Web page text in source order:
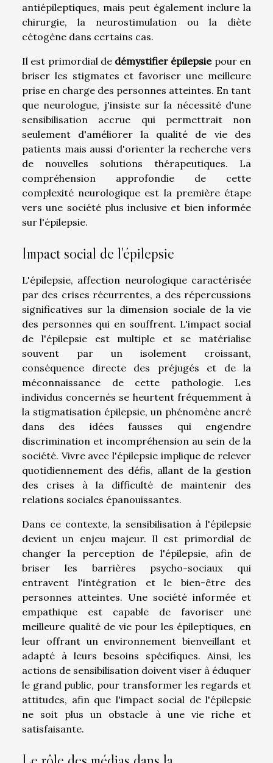
antiépileptiques, mais peut également inclure la
chirurgie, la neurostimulation ou la diète
cétogène dans certains cas.
Il est primordial de démystifier épilepsiepour en
briser les stigmates et favoriser une meilleure
prise en charge des personnes atteintes. En tant
que neurologue, j'insiste sur la nécessité d'une
sensibilisation accrue qui permettrait non
seulement d'améliorer la qualité de vie des
patients mais aussi d'orienter la recherche vers
de nouvelles solutions thérapeutiques. La
compréhension approfondie de cette
complexité neurologique est la première étape
vers une société plus inclusive et bien informée
sur l'épilepsie.
Impact social de l'épilepsie
L'épilepsie, affection neurologique caractérisée
par des crises récurrentes, a des répercussions
significatives sur la dimension sociale de la vie
des personnes qui en souffrent. L'impact social
de l'épilepsie est multiple et se matérialise
souvent par un isolement croissant,
conséquence directe des préjugés et de la
méconnaissance de cette pathologie. Les
individus concernés se heurtent fréquemment à
la stigmatisation épilepsie, un phénomène ancré
dans des idées fausses qui engendre
discrimination et incompréhension au sein de la
société. Vivre avec l'épilepsie implique de relever
quotidiennement des défis, allant de la gestion
des crises à la difficulté de maintenir des
relations sociales épanouissantes.
Dans ce contexte, la sensibilisation à l'épilepsie
devient un enjeu majeur. Il est primordial de
changer la perception de l'épilepsie, afin de
briser les barrières psycho-sociaux qui
entravent l'intégration et le bien-être des
personnes atteintes. Une société informée et
empathique est capable de favoriser une
meilleure qualité de vie pour les épileptiques, en
leur offrant un environnement bienveillant et
adapté à leurs besoins spécifiques. Ainsi, les
actions de sensibilisation doivent viser à éduquer
le grand public, pour transformer les regards et
attitudes, afin que l'impact social de l'épilepsie
ne soit plus un obstacle à une vie riche et
satisfaisante.